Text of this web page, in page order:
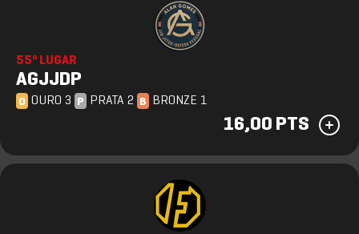
55º LUGAR
AGJJDP
O OURO 3 P PRATA 2 B BRONZE 1
16,00 PTS